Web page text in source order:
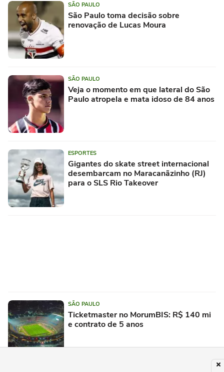
SÃO PAULO
São Paulo toma decisão sobre
renovação de Lucas Moura
SÃO PAULO
Veja o momento em que lateral do São
Paulo atropela e mata idoso de 84 anos
ESPORTES
Gigantes do skate street internacional
desembarcam no Maracanãzinho (RJ)
para o SLS Rio Takeover
SÃO PAULO
Ticketmaster no MorumBIS: R$ 140 mi
e contrato de 5 anos